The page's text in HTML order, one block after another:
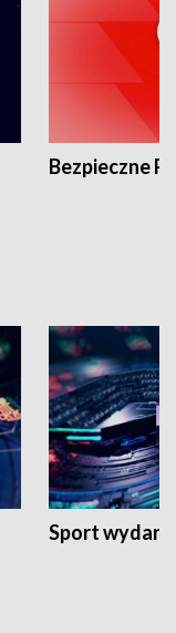
Bezpieczne
Sport